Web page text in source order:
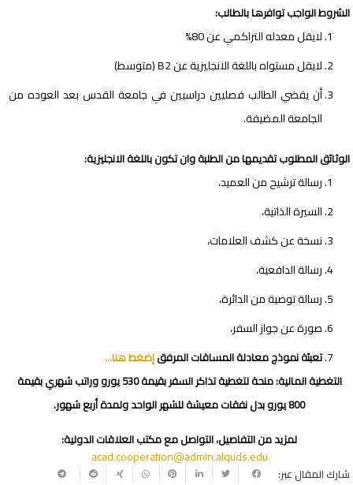
الشروط الواجب توافرها بالطالب:
لايقل معدله التراكمي عن 80%
لايقل مستواه باللغة الانجليزية عن B2 (متوسط)
أن يقضي الطالب فصليين دراسيين في جامعة القدس بعد العوده من
الجامعة المضيفة.
الوثائقالمطلوب تقديمها من الطلبة وان تكون باللغة الانجليزية:
رسالة ترشيح من العميد،
السيرة الذاتية،
نسخة عن كشف العلامات،
رسالة الدافعية،
رسالة توصية من الدائرة،
صورة عن جواز السفر،
تعبئة نموذج معادلة المساقات المرفقإضغط هنا…
التغطية المالية: منحة لتغطية تذاكر السفر بقيمة 530 يورو وراتب شهري بقيمة
800 يورو بدل نفقات معيشة للشهر الواحد ولمدة أربع شهور.
لمزيد من التفاصيل، التواصل مع مكتب العلاقات الدولية:
acad.cooperation@admin.alquds.edu
شارك المقال عبر: